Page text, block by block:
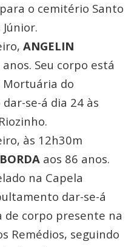
o cemitério Santo
ANGELIN
anos. Seu corpo está
Mortuária do
se-á dia 24 às
às 12h30m
aos 86 anos.
na Capela
dar-se-á
de corpo presente na
Remédios, seguindo